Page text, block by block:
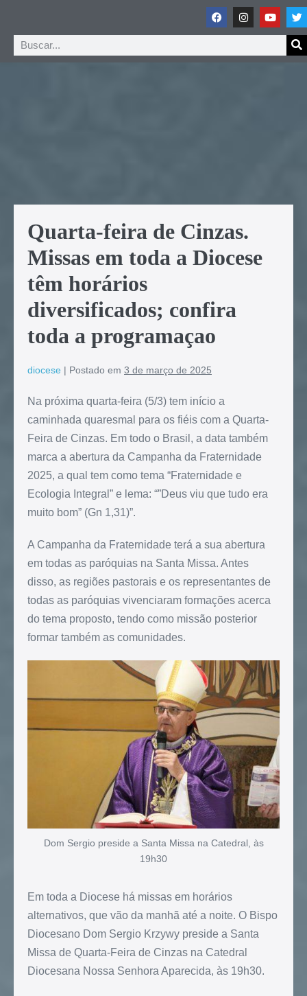
Quarta-feira de Cinzas.
Missas em toda a Diocese
têm horários
diversificados; confira
toda a programaçao
diocese | Postado em 3 de março de 2025
Na próxima quarta-feira (5/3) tem início a
caminhada quaresmal para os fiéis com a Quarta-
Feira de Cinzas. Em todo o Brasil, a data também
marca a abertura da Campanha da Fraternidade
2025, a qual tem como tema “Fraternidade e
Ecologia Integral” e lema: “”Deus viu que tudo era
muito bom” (Gn 1,31)”.
A Campanha da Fraternidade terá a sua abertura
em todas as paróquias na Santa Missa. Antes
disso, as regiões pastorais e os representantes de
todas as paróquias vivenciaram formações acerca
do tema proposto, tendo como missão posterior
formar também as comunidades.
Dom Sergio preside a Santa Missa na Catedral, às
19h30
Em toda a Diocese há missas em horários
alternativos, que vão da manhã até a noite. O Bispo
Diocesano Dom Sergio Krzywy preside a Santa
Missa de Quarta-Feira de Cinzas na Catedral
Diocesana Nossa Senhora Aparecida, às 19h30.